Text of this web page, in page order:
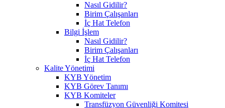
Nasıl Gidilir?
Birim Çalışanları
İç Hat Telefon
Bilgi İşlem
Nasıl Gidilir?
Birim Çalışanları
İç Hat Telefon
Kalite Yönetimi
KYB Yönetim
KYB Görev Tanımı
KYB Komiteler
Transfüzyon Güvenliği Komitesi